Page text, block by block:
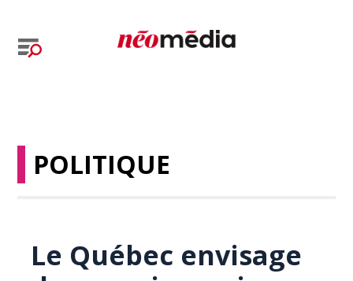
POLITIQUE
Le Québec envisage